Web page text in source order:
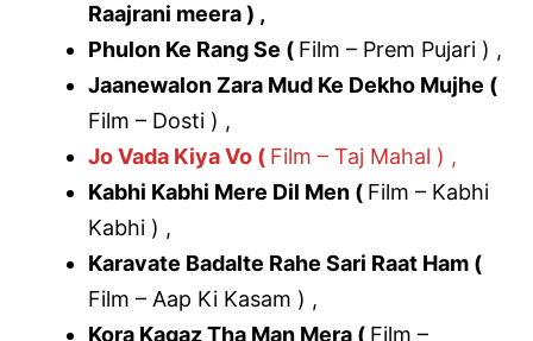
Raajrani meera ) ,
Phulon Ke Rang Se ( Film – Prem Pujari ) ,
Jaanewalon Zara Mud Ke Dekho Mujhe (
Film – Dosti ) ,
Jo Vada Kiya Vo ( Film – Taj Mahal ) ,
Kabhi Kabhi Mere Dil Men ( Film – Kabhi
Kabhi ) ,
Karavate Badalte Rahe Sari Raat Ham (
Film – Aap Ki Kasam ) ,
Kora Kagaz Tha Man Mera ( Film –